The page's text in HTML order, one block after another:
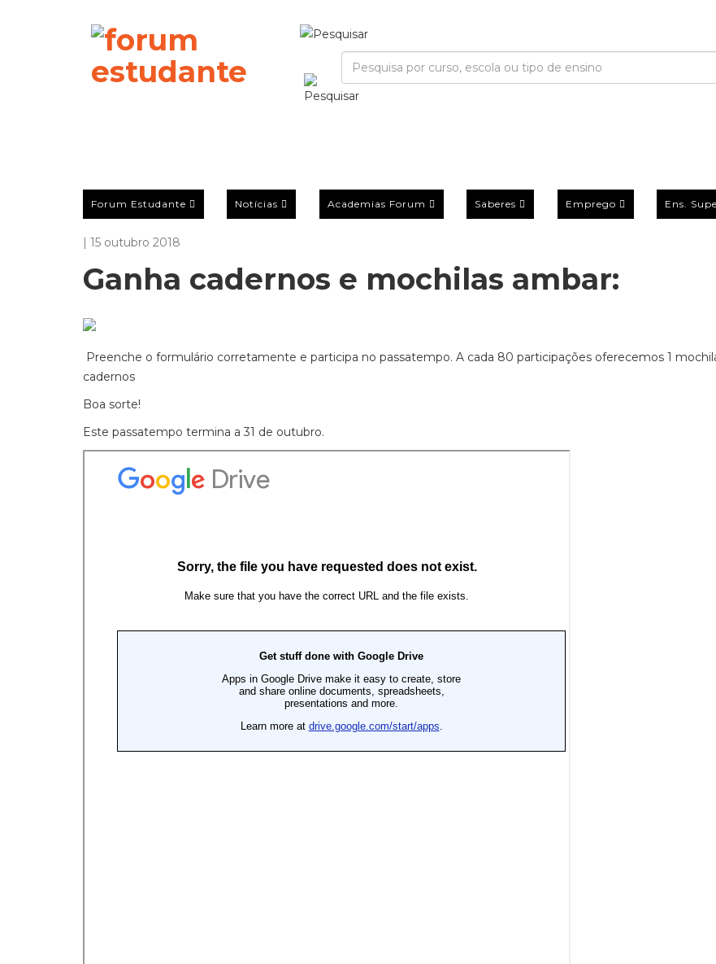
Forum Estudante Notícias Academias Forum Saberes Emprego Ens.
| 15 outubro 2018
Ganha cadernos e mochilas ambar:
Preenche o formulário corretamente e participa no passatempo. A cada 80 participações oferecemos 1
cadernos
Boa sorte!
Este passatempo termina a 31 de outubro.